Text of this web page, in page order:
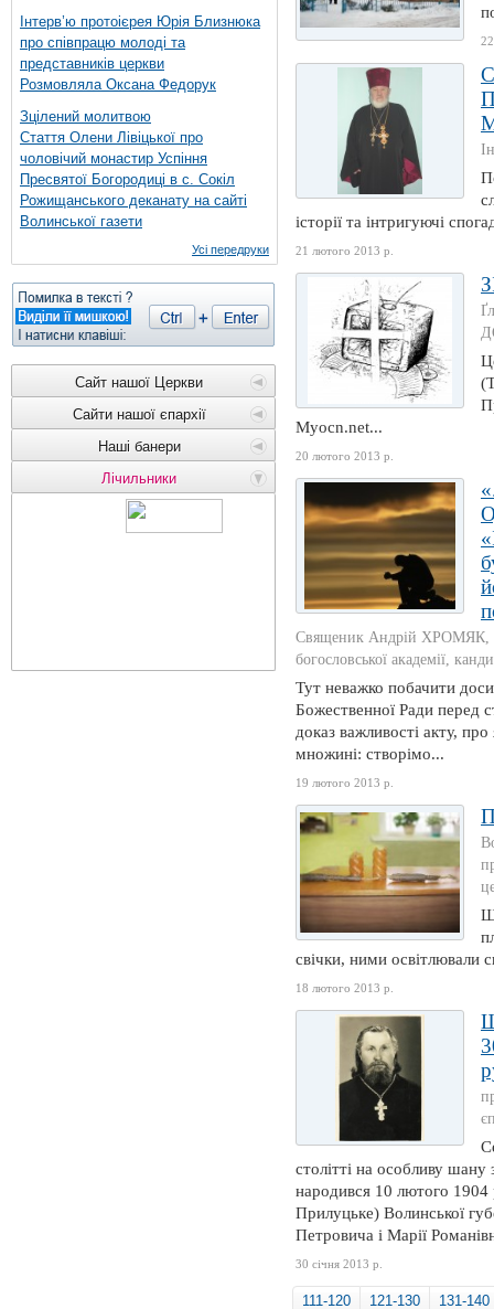
Інтерв’ю протоієрея Юрія Близнюка
про співпрацю молоді та
представників церкви
Розмовляла Оксана Федорук
Зцілений молитвою
Стаття Олени Лівіцької про
чоловічий монастир Успіння
Пресвятої Богородиці в с. Сокіл
Рожищанського деканату на сайті
Волинської газети
Усі передруки
Сайт нашої Церкви
Сайти нашої єпархії
Наші банери
Лічильники
історії та інтригуючі
21 лютого 2013 р.
Myocn.net...
20 лютого 2013 р.
Священик Андрій ХРОМЯК,
богословської академії,
Тут неважко побачити
Божественної Ради перед
доказ важливості акту,
множині: створімо...
19 лютого 2013 р.
свічки, ними освітлювали
18 лютого 2013 р.
столітті на особливу
народився 10 лютого 1904
Прилуцьке) Волинської
Петровича і Марії
30 січня 2013 р.
111-120 121-130 131-140